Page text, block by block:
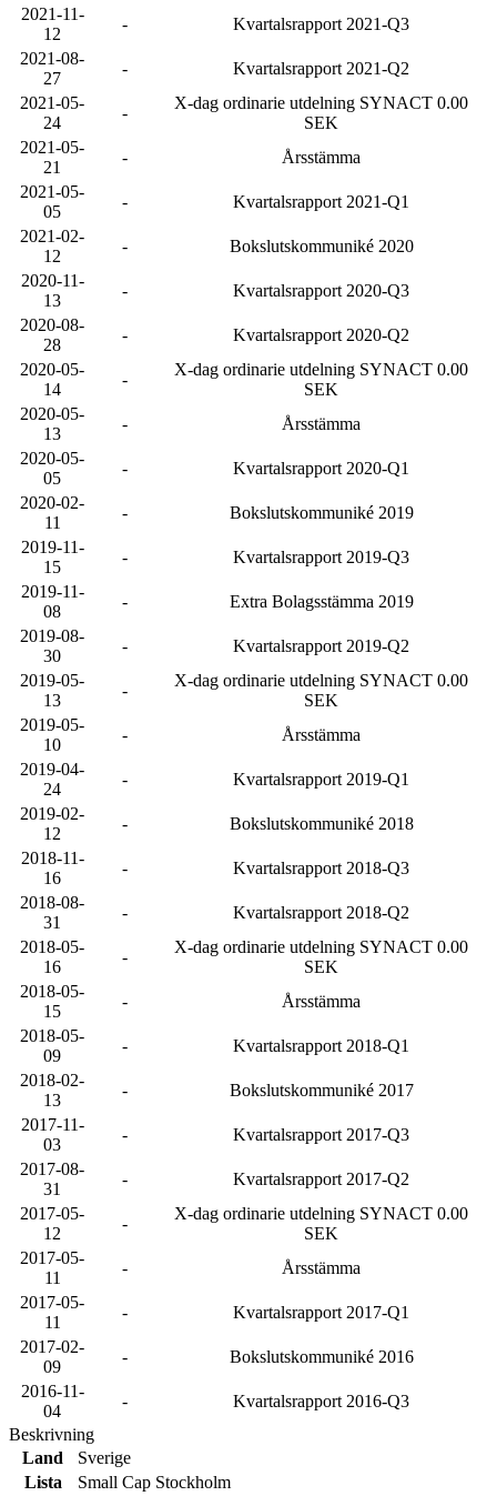
2021-11-
12
-
Kvartalsrapport 2021-Q3
2021-08-
27
-
Kvartalsrapport 2021-Q2
2021-05-
24
-
X-dag ordinarie utdelning SYNACT 0.00
SEK
2021-05-
21
-
Årsstämma
2021-05-
05
-
Kvartalsrapport 2021-Q1
2021-02-
12
-
Bokslutskommuniké 2020
2020-11-
13
-
Kvartalsrapport 2020-Q3
2020-08-
28
-
Kvartalsrapport 2020-Q2
2020-05-
14
-
X-dag ordinarie utdelning SYNACT 0.00
SEK
2020-05-
13
-
Årsstämma
2020-05-
05
-
Kvartalsrapport 2020-Q1
2020-02-
11
-
Bokslutskommuniké 2019
2019-11-
15
-
Kvartalsrapport 2019-Q3
2019-11-
08
-
Extra Bolagsstämma 2019
2019-08-
30
-
Kvartalsrapport 2019-Q2
2019-05-
13
-
X-dag ordinarie utdelning SYNACT 0.00
SEK
2019-05-
10
-
Årsstämma
2019-04-
24
-
Kvartalsrapport 2019-Q1
2019-02-
12
-
Bokslutskommuniké 2018
2018-11-
16
-
Kvartalsrapport 2018-Q3
2018-08-
31
-
Kvartalsrapport 2018-Q2
2018-05-
16
-
X-dag ordinarie utdelning SYNACT 0.00
SEK
2018-05-
15
-
Årsstämma
2018-05-
09
-
Kvartalsrapport 2018-Q1
2018-02-
13
-
Bokslutskommuniké 2017
2017-11-
03
-
Kvartalsrapport 2017-Q3
2017-08-
31
-
Kvartalsrapport 2017-Q2
2017-05-
12
-
X-dag ordinarie utdelning SYNACT 0.00
SEK
2017-05-
11
-
Årsstämma
2017-05-
11
-
Kvartalsrapport 2017-Q1
2017-02-
09
-
Bokslutskommuniké 2016
2016-11-
04
-
Kvartalsrapport 2016-Q3
Beskrivning
Land
Sverige
Lista
Small Cap Stockholm